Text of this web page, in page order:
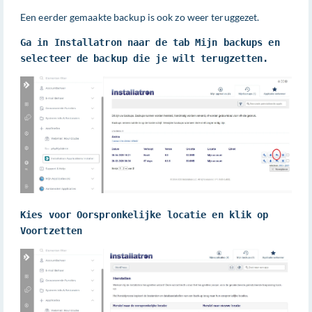
Een eerder gemaakte backup is ook zo weer teruggezet.
Ga in Installatron naar de tab Mijn backups en
selecteer de backup die je wilt terugzetten.
Kies voor Oorspronkelijke locatie en klik op
Voortzetten